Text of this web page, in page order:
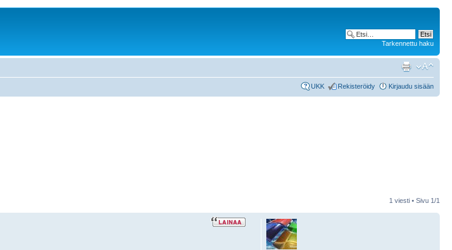
Tarkennettu haku
UKK Rekisteröidy Kirjaudu sisään
1 viesti • Sivu 1/1